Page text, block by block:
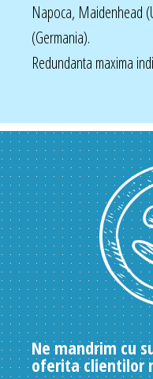
Napoca, Maidenhead
(Germania).
Redundanta maxima
Ne mandrim cu
oferita clientilor